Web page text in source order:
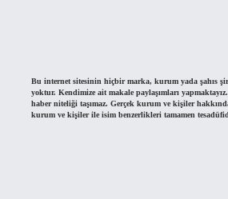
Bu internet sitesinin hiçbir marka, kurum yada şahıs
yoktur. Kendimize ait makale paylaşımları
haber niteliği taşımaz. Gerçek kurum ve kişiler
kurum ve kişiler ile isim benzerlikleri tamamen